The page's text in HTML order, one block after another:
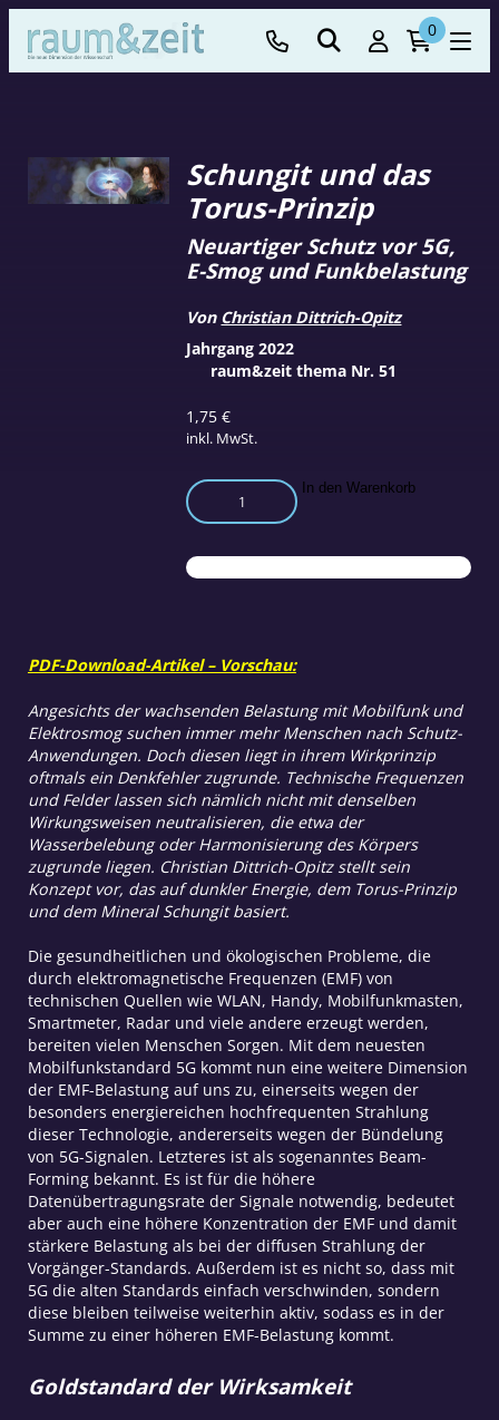
0
Schungit und das
Torus-Prinzip
1,75€
inkl. MwSt.
Neuartiger Schutz vor 5G,
E-Smog und Funkbelastung
Von Christian Dittrich-Opitz
Schungit
und
Torus-
Prinzip
In den Warenkorb
Jahrgang 2022
raum&zeit thema Nr. 51
PDF-Download-Artikel – Vorschau:
Angesichts der wachsenden Belastung mit Mobilfunk und
Elektrosmog suchen immer mehr Menschen nach Schutz-
Anwendungen. Doch diesen liegt in ihrem Wirkprinzip
oftmals ein Denkfehler zugrunde. Technische Frequenzen
und Felder lassen sich nämlich nicht mit denselben
Wirkungsweisen neutralisieren, die etwa der
Wasserbelebung oder Harmonisierung des Körpers
zugrunde liegen. Christian Dittrich-Opitz stellt sein
Konzept vor, das auf dunkler Energie, dem Torus-Prinzip
und dem Mineral Schungit basiert.
Die gesundheitlichen und ökologischen Probleme, die
durch elektromagnetische Frequenzen (EMF) von
technischen Quellen wie WLAN, Handy, Mobilfunkmasten,
Smartmeter, Radar und viele andere erzeugt werden,
bereiten vielen Menschen Sorgen. Mit dem neuesten
Mobilfunkstandard 5G kommt nun eine weitere Dimension
der EMF-Belastung auf uns zu, einerseits wegen der
besonders energiereichen hochfrequenten Strahlung
dieser Technologie, andererseits wegen der Bündelung
von 5G-Signalen. Letzteres ist als sogenanntes Beam-
Forming bekannt. Es ist für die höhere
Datenübertragungsrate der Signale notwendig, bedeutet
aber auch eine höhere Konzentration der EMF und damit
stärkere Belastung als bei der diffusen Strahlung der
Vorgänger-Standards. Außerdem ist es nicht so, dass mit
5G die alten Standards einfach verschwinden, sondern
diese bleiben teilweise weiterhin aktiv, sodass es in der
Summe zu einer höheren EMF-Belastung kommt.
Goldstandard der Wirksamkeit